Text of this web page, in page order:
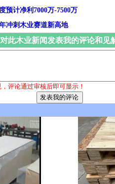
预计净利7000万-7500万
冲刺木业赛道新高地
对此木业新闻发表我的评论和见
评论通过审核后即可显示！